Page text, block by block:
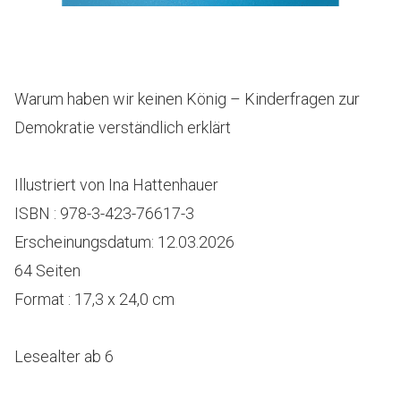
Warum haben wir keinen König – Kinderfragen zur
Demokratie verständlich erklärt
Illustriert von Ina Hattenhauer
ISBN : 978-3-423-76617-3
Erscheinungsdatum: 12.03.2026
64 Seiten
Format : 17,3 x 24,0 cm
Lesealter ab 6